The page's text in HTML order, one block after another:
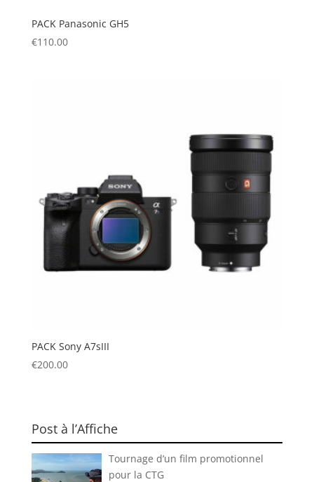
PACK Panasonic GH5
€110.00
PACK Sony A7sIII
€200.00
Post à l’Affiche
Tournage d’un film promotionnel
pour la CTG